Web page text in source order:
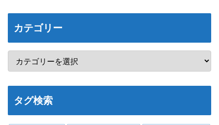
カテゴリー
タグ検索